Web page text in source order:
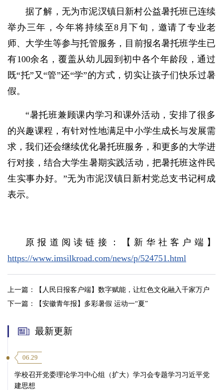
据了解，无为市泥汊镇日新村公益暑托班已连续
举办三年，今年将持续至8月下旬，邀请了专业老
师、大学生等参与托管服务，目前报名暑托班学生已
有100余名，覆盖从幼儿园到初中各个年龄段，通过
既“托”又“管”还“学”的方式，切实让孩子们快乐过暑
假。
“暑托班兼顾课内学习和课外活动，安排了很多
的兴趣课程，有针对性地满足中小学生成长与发展需
求，我们还会继续优化暑托班服务，和更多的大学进
行对接，结合大学生暑期实践活动，把暑托班这件民
生实事办好。”无为市泥汊镇日新村党总支书记柯成
表示。
原报道阅读链接：【新华社客户端】
https://www.imsilkroad.com/news/p/524751.html
上一篇：
【人民日报客户端】数字赋能，让红色文化融入千家万户
下一篇：
【安徽青年报】多彩暑假 运动一“夏”
最新更新
06.29
学校召开党委理论学习中心组（扩大）学习会专题学习习近平党
建思想